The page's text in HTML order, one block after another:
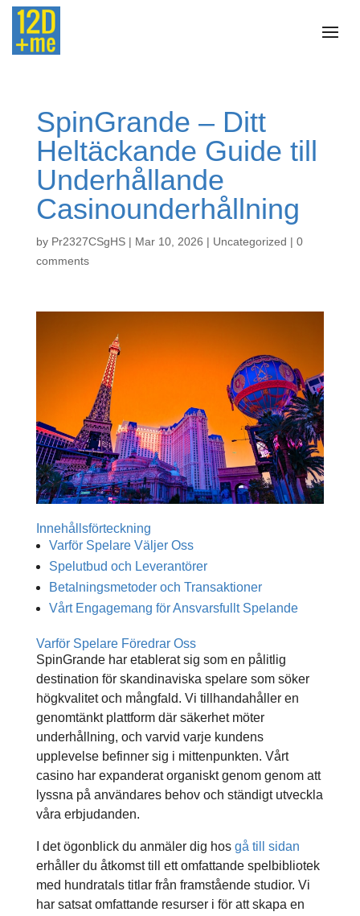
SpinGrande – Ditt
Heltäckande Guide till
Underhållande
Casinounderhållning
by Pr2327CSgHS| Mar 10, 2026 | Uncategorized | 0
comments
Innehållsförteckning
Varför Spelare Väljer Oss
Spelutbud och Leverantörer
Betalningsmetoder och Transaktioner
Vårt Engagemang för Ansvarsfullt Spelande
Varför Spelare Föredrar Oss
SpinGrande har etablerat sig som en pålitlig
destination för skandinaviska spelare som söker
högkvalitet och mångfald. Vi tillhandahåller en
genomtänkt plattform där säkerhet möter
underhållning, och varvid varje kundens
upplevelse befinner sig i mittenpunkten. Vårt
casino har expanderat organiskt genom genom att
lyssna på användares behov och ständigt utveckla
våra erbjudanden.
I det ögonblick du anmäler dig hos gå till sidan
erhåller du åtkomst till ett omfattande spelbibliotek
med hundratals titlar från framstående studior. Vi
har satsat omfattande resurser i för att skapa en